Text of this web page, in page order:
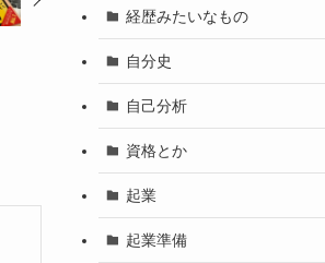
経歴みたいなもの
自分史
自己分析
資格とか
起業
起業準備